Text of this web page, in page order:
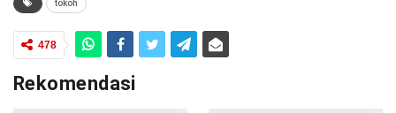
tokoh
478
Rekomendasi